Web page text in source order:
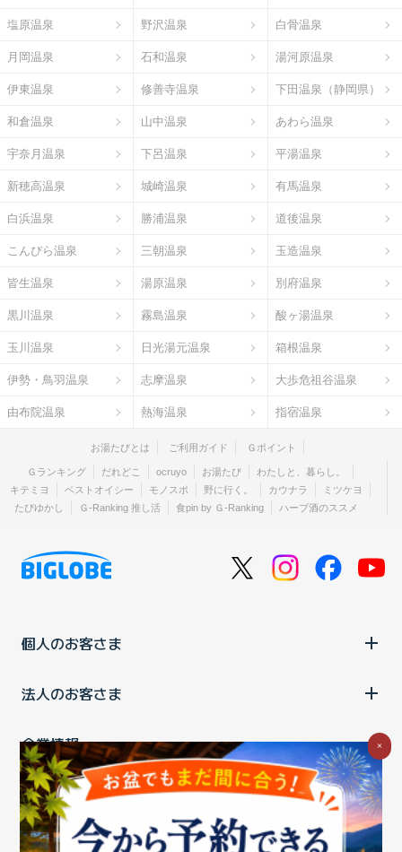
塩原温泉 野沢温泉 白骨温泉
月岡温泉 石和温泉 湯河原温泉
伊東温泉 修善寺温泉 下田温泉（静岡県）
和倉温泉 山中温泉 あわら温泉
宇奈月温泉 下呂温泉 平湯温泉
新穂高温泉 城崎温泉 有馬温泉
白浜温泉 勝浦温泉 道後温泉
こんぴら温泉 三朝温泉 玉造温泉
皆生温泉 湯原温泉 別府温泉
黒川温泉 霧島温泉 酸ヶ湯温泉
玉川温泉 日光湯元温泉 箱根温泉
伊勢・鳥羽温泉 志摩温泉 大歩危祖谷温泉
由布院温泉 熱海温泉 指宿温泉
お湯たびとは ご利用ガイド Ｇポイント
Ｇランキング だれどこ ocruyo お湯たび
わたしと、暮らし。
キテミヨ
ベストオイシー モノスポ 野に行く。 カウナラ
ミツケヨ
たびゆかし
Ｇ-Ranking 推し活 食pin by Ｇ-Ranking ハーブ酒のススメ
個人のお客さま
法人のお客さま
企業情報
ご利用中の方
×